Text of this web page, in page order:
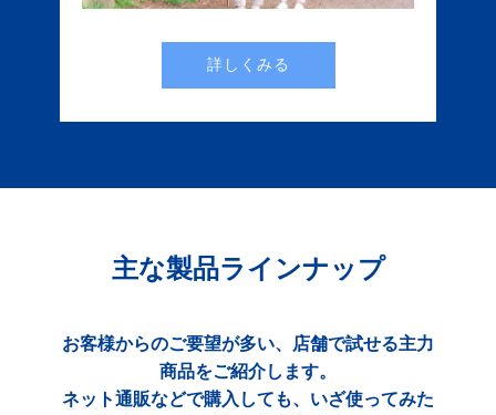
詳しくみる
主な製品ラインナップ
お客様からのご要望が多い、店舗で試せる主力
商品をご紹介します。
ネット通販などで購入しても、いざ使ってみた